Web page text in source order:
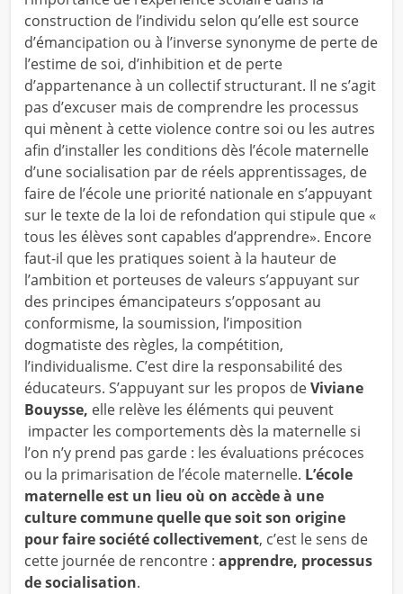
construction de l’individu selon qu’elle est source
d’émancipation ou à l’inverse synonyme de perte de
l’estime de soi, d’inhibition et de perte
d’appartenance à un collectif structurant. Il ne s’agit
pas d’excuser mais de comprendre les processus
qui mènent à cette violence contre soi ou les autres
afin d’installer les conditions dès l’école maternelle
d’une socialisation par de réels apprentissages, de
faire de l’école une priorité nationale en s’appuyant
sur le texte de la loi de refondation qui stipule que «
tous les élèves sont capables d’apprendre». Encore
faut-il que les pratiques soient à la hauteur de
l’ambition et porteuses de valeurs s’appuyant sur
des principes émancipateurs s’opposant au
conformisme, la soumission, l’imposition
dogmatiste des règles, la compétition,
l’individualisme. C’est dire la responsabilité des
éducateurs. S’appuyant sur les propos deViviane
Bouysse, elle relève les éléments qui peuvent
impacter les comportements dès la maternelle si
l’on n’y prend pas garde : les évaluations précoces
ou la primarisation de l’école maternelle. L’école
maternelle est un lieu où on accède à une
culture commune quelle que soit son origine
pour faire société collectivement, c’est le sens de
cette journée de rencontre : apprendre, processus
de socialisation.